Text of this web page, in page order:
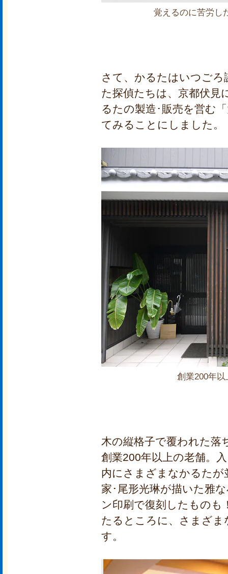
覚えるのに苦労し
さて、かるたはいつご
た探偵たちは、京都伏見
るたの製造･販売を営む
てみることにしました。
創業200年
木の縦格子で覆われた落
創業200年以上の老舗。
内にさまざまなかるたが
家･尾形光琳が描いた雅
ン印刷で復刻したものも
たるところに、さまざ
す。